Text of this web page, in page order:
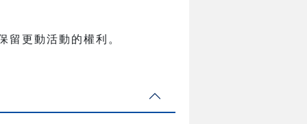
留更動活動的權利。